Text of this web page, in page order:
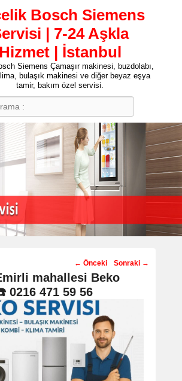
Bosch Siemens
| 7-24 Aşkla
Hizmet | İstanbul
Siemens Çamaşır makinesi, buzdolabı,
bulaşık makinesi ve diğer beyaz eşya
tamir, bakım özel servisi.
Post
navigation
← Önceki Sonraki →
mahallesi Beko
0216 471 59 56